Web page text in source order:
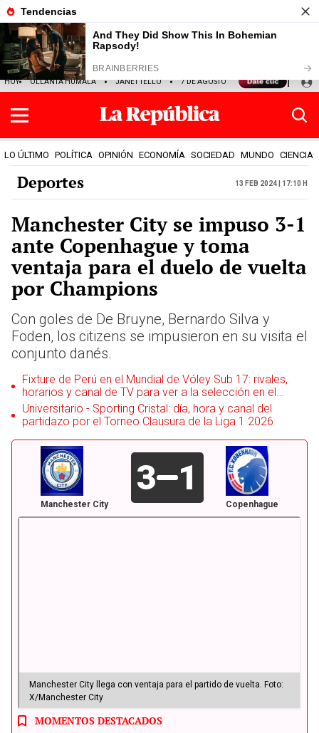
HOY OLLANTA HUMALA JANET TELLO 7 DE AGOSTO TINKA RESULTADOS
LO ÚLTIMO POLÍTICA OPINIÓN ECONOMÍA SOCIEDAD MUNDO CIENCIA
Deportes 13 Feb 2024 | 17:10 h
Manchester City se impuso 3-1
ante Copenhague y toma
ventaja para el duelo de vuelta
por Champions
Con goles de De Bruyne, Bernardo Silva y
Foden, los citizens se impusieron en su visita el
conjunto danés.
Fixture de Perú en el Mundial de Vóley Sub 17: rivales,
horarios y canal de TV para ver a la selección en el
torneo
Universitario - Sporting Cristal: día, hora y canal del
partidazo por el Torneo Clausura de la Liga 1 2026
Manchester City
3 1
Copenhague
Manchester City llega con ventaja para el partido de vuelta. Foto:
X/Manchester City
MOMENTOS DESTACADOS